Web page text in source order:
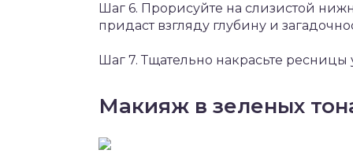
Шаг 6. Прорисуйте на слизистой
придаст взгляду глубину и
Шаг 7. Тщательно накрасьте
Макияж в зеленых